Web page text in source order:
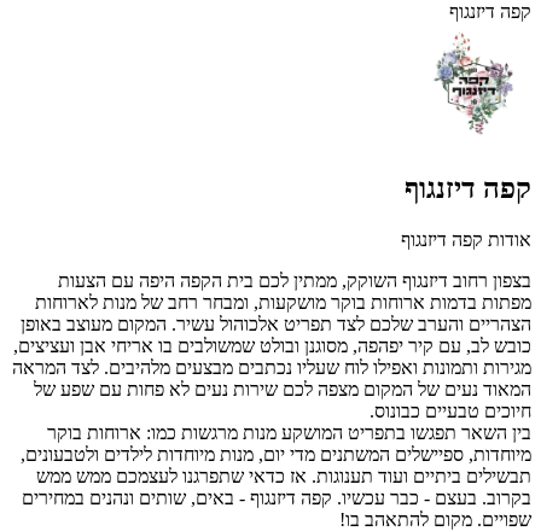
קפה דיזנגוף
קפה דיזנגוף
אודות קפה דיזנגוף
בצפון רחוב דיזנגוף השוקק, ממתין לכם בית הקפה היפה עם הצעות
מפתות בדמות ארוחות בוקר מושקעות, ומבחר רחב של מנות לארוחות
הצהריים והערב שלכם לצד תפריט אלכוהול עשיר. המקום מעוצב באופן
כובש לב, עם קיר יפהפה, מסוגנן ובולט שמשולבים בו אריחי אבן ועציצים,
מגירות ותמונות ואפילו לוח שעליו נכתבים מבצעים מלהיבים. לצד המראה
המאוד נעים של המקום מצפה לכם שירות נעים לא פחות עם שפע של
חיוכים טבעיים כבונוס.
בין השאר תפגשו בתפריט המושקע מנות מרגשות כמו: ארוחות בוקר
מיוחדות, ספיישלים המשתנים מדי יום, מנות מיוחדות לילדים ולטבעונים,
תבשילים ביתיים ועוד תענוגות. אז כדאי שתפרגנו לעצמכם ממש ממש
בקרוב. בעצם - כבר עכשיו. קפה דיזנגוף - באים, שותים ונהנים במחירים
שפויים. מקום להתאהב בו!